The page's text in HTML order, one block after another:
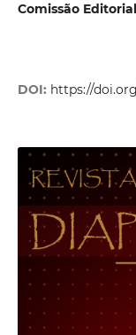
Comissão Editorial
DOI: https://